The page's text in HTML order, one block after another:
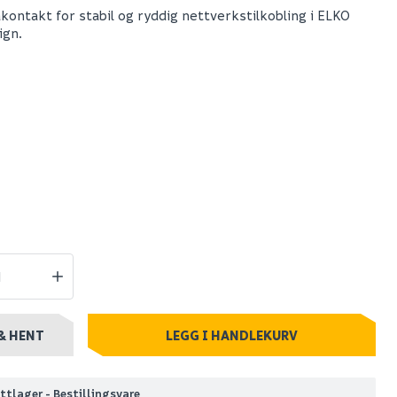
2x8 kat
for stabil og ryddig nettverkstilkobling i ELKO
HENT LEGG I HANDLEKURV
- Bestillingsvare